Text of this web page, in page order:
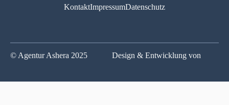
KontaktImpressumDatenschutz
© Agentur Ashera 2025 Design & Entwicklung von